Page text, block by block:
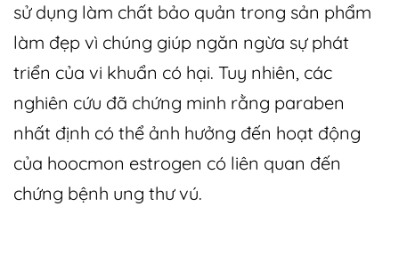
sử dụng làm chất bảo quản trong sản phẩm
làm đẹp vì chúng giúp ngăn ngừa sự phát
triển của vi khuẩn có hại. Tuy nhiên, các
nghiên cứu đã chứng minh rằng paraben
nhất định có thể ảnh hưởng đến hoạt động
của hoocmon estrogen có liên quan đến
chứng bệnh ung thư vú.